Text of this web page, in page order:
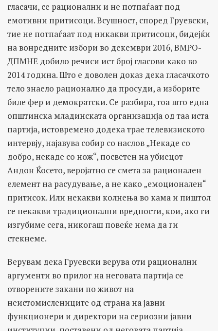
гласачи, се рационални и не потпаѓаат под
емотивни притисоци. Всушност, според Груевски,
тие не потпаѓаат под никакви притисоци, бидејќи
на вонредните избори во декември 2016, ВМРО-
ДПМНЕ добило речиси ист број гласови како во
2014 година. Што е доволен доказ дека гласачкото
тело знаело рационално да просуди, а изборите
биле фер и демократски. Се разбира, тоа што една
општинска младинската организација од таа иста
партија, истовремено додека трае телевизиското
интервју, најавува собир со наслов „Некаде со
добро, некаде со нож“, посветен на убиецот
Андон Ќосето, веројатно се смета за рационален
елемент на расудување, а не како „емоционален“
притисок. Или некакви колнења во кама и пиштол
се некакви традиционални вредности, кои, ако ги
изгубиме сега, никогаш повеќе нема да ги
стекнеме.
Верувам дека Груевски верува оти рационални
аргументи во прилог на неговата партија се
отворените закани по живот на
неистомислениците од страна на јавни
функционери и директори на сериозни јавни